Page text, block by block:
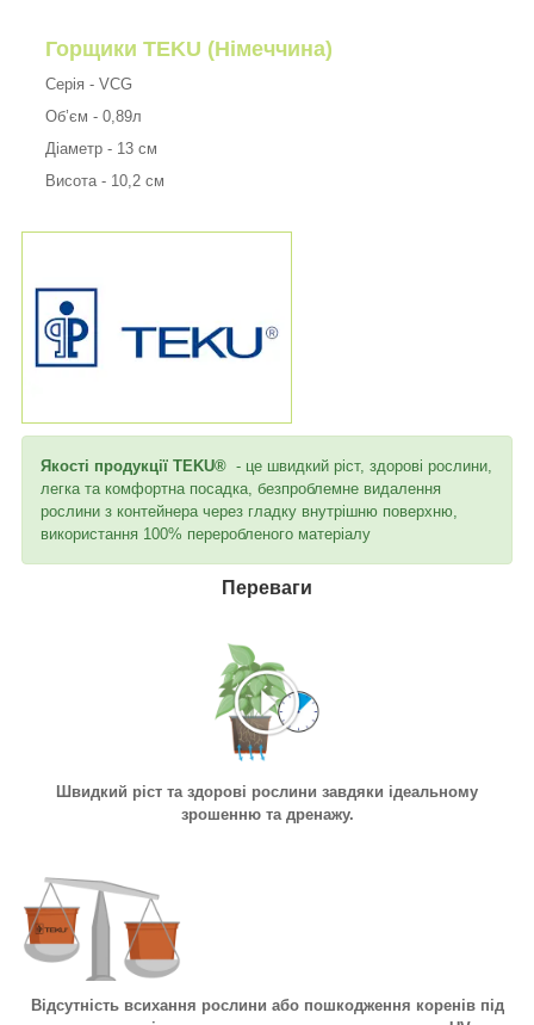
Горщики TEKU (Німеччина)
Серія - VCG
Об’єм - 0,89л
Діаметр - 13 см
Висота - 10,2 см
Якості продукції TEKU® - це швидкий ріст, здорові рослини,
легка та комфортна посадка, безпроблемне видалення
рослини з контейнера через гладку внутрішню поверхню,
використання 100% переробленого матеріалу
Переваги
Швидкий ріст та здорові рослини завдяки ідеальному
зрошенню та дренажу.
Відсутність всихання рослини або пошкодження коренів під